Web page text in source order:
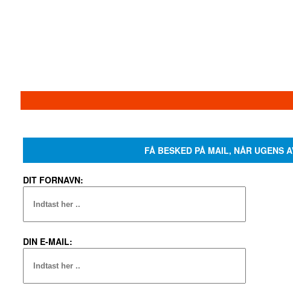
FÅ BESKED PÅ MAIL, NÅR UGENS
DIT FORNAVN:
DIN E-MAIL: